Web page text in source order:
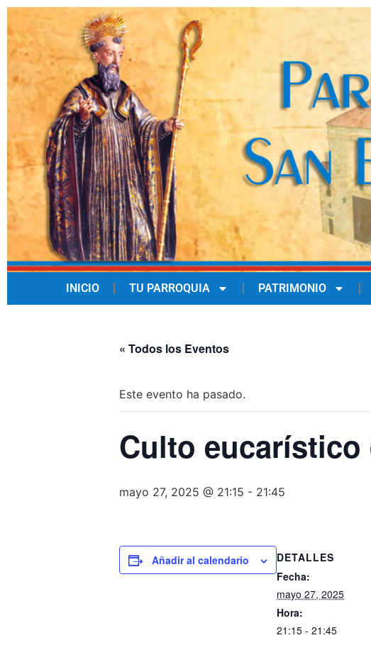
INICIO TU PARROQUIA PATRIMONIO
« Todos los Eventos
Este evento ha pasado.
Culto eucarístico
mayo 27, 2025 @ 21:15 - 21:45
Añadir al calendario
DETALLES
Fecha:
mayo 27, 2025
Hora:
21:15 - 21:45